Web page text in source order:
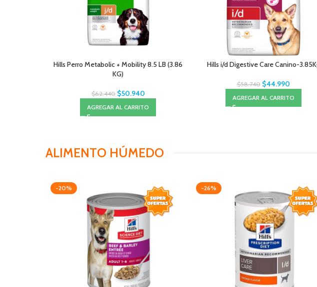
Hills Perro Metabolic + Mobility 8.5 LB (3.86
KG)
$62.440 $50.940
AGREGAR AL CARRITO
Hills i/d Digestive Care Canino-
$58.740 $44.990
AGREGAR AL CARRITO
ALIMENTO HÚMEDO
-20% -26%